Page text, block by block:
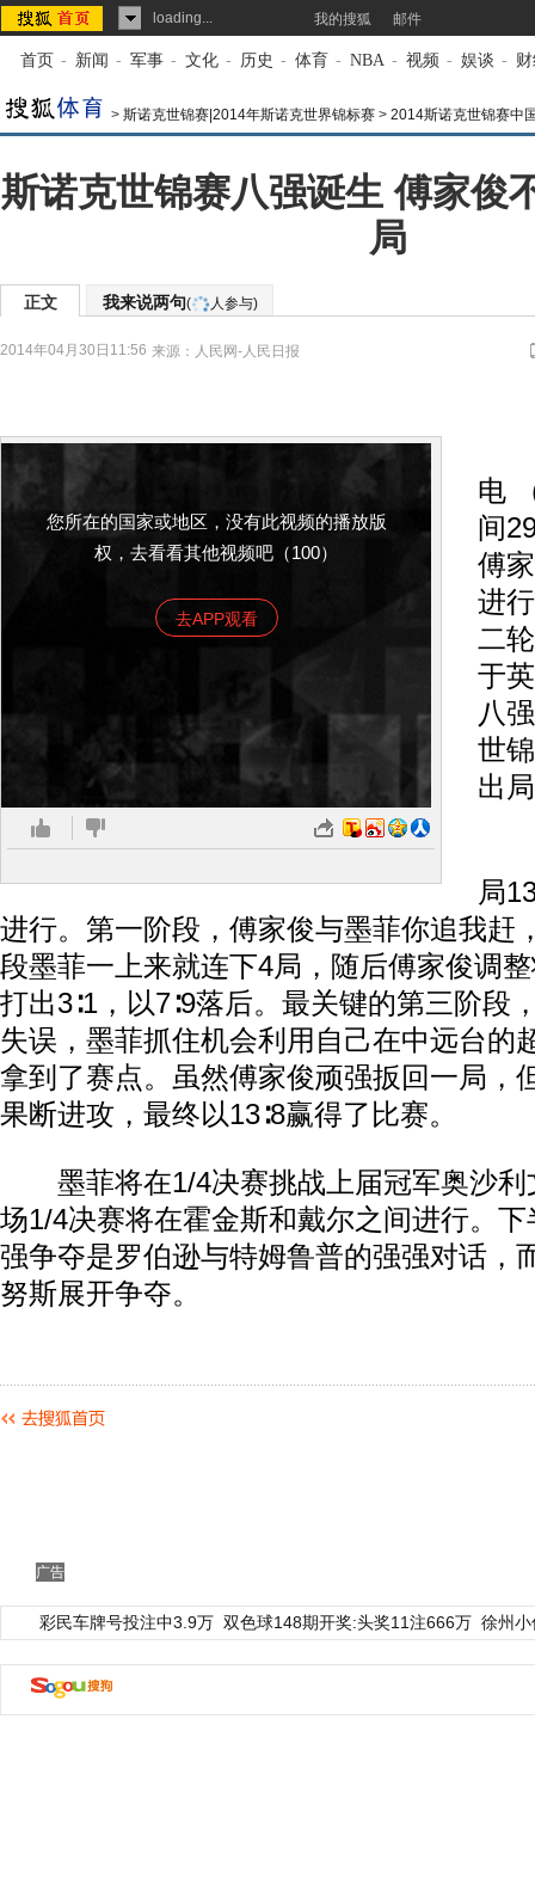
loading... 我的搜狐 邮件
首页 - 新闻 - 军事 - 文化 - 历史 - 体育 - NBA - 视频 - 娱谈 -
> 斯诺克世锦赛|2014年斯诺克世界锦标赛 > 2014斯诺克世锦赛中
斯诺克世锦赛八强诞生 傅家俊
局
正文 我来说两句( 人参与)
2014年04月30日11:56 来源： 人民网-人民日报
您所在的国家或地区，没有此视频的播放版
权，去看看其他视频吧（100）
去APP观看
电
间
傅
进
二
于
八
世
出
局
进行。第一阶段，傅家俊与墨菲你追我赶
段墨菲一上来就连下4局，随后傅家俊调
打出3∶1，以7∶9落后。最关键的第三阶段
失误，墨菲抓住机会利用自己在中远台的
拿到了赛点。虽然傅家俊顽强扳回一局，
果断进攻，最终以13∶8赢得了比赛。
墨菲将在1/4决赛挑战上届冠军奥沙利
场1/4决赛将在霍金斯和戴尔之间进行。
强争夺是罗伯逊与特姆鲁普的强强对话，
努斯展开争夺。
广告
彩民车牌号投注中3.9万 双色球148期开奖:头奖11注666万 徐州